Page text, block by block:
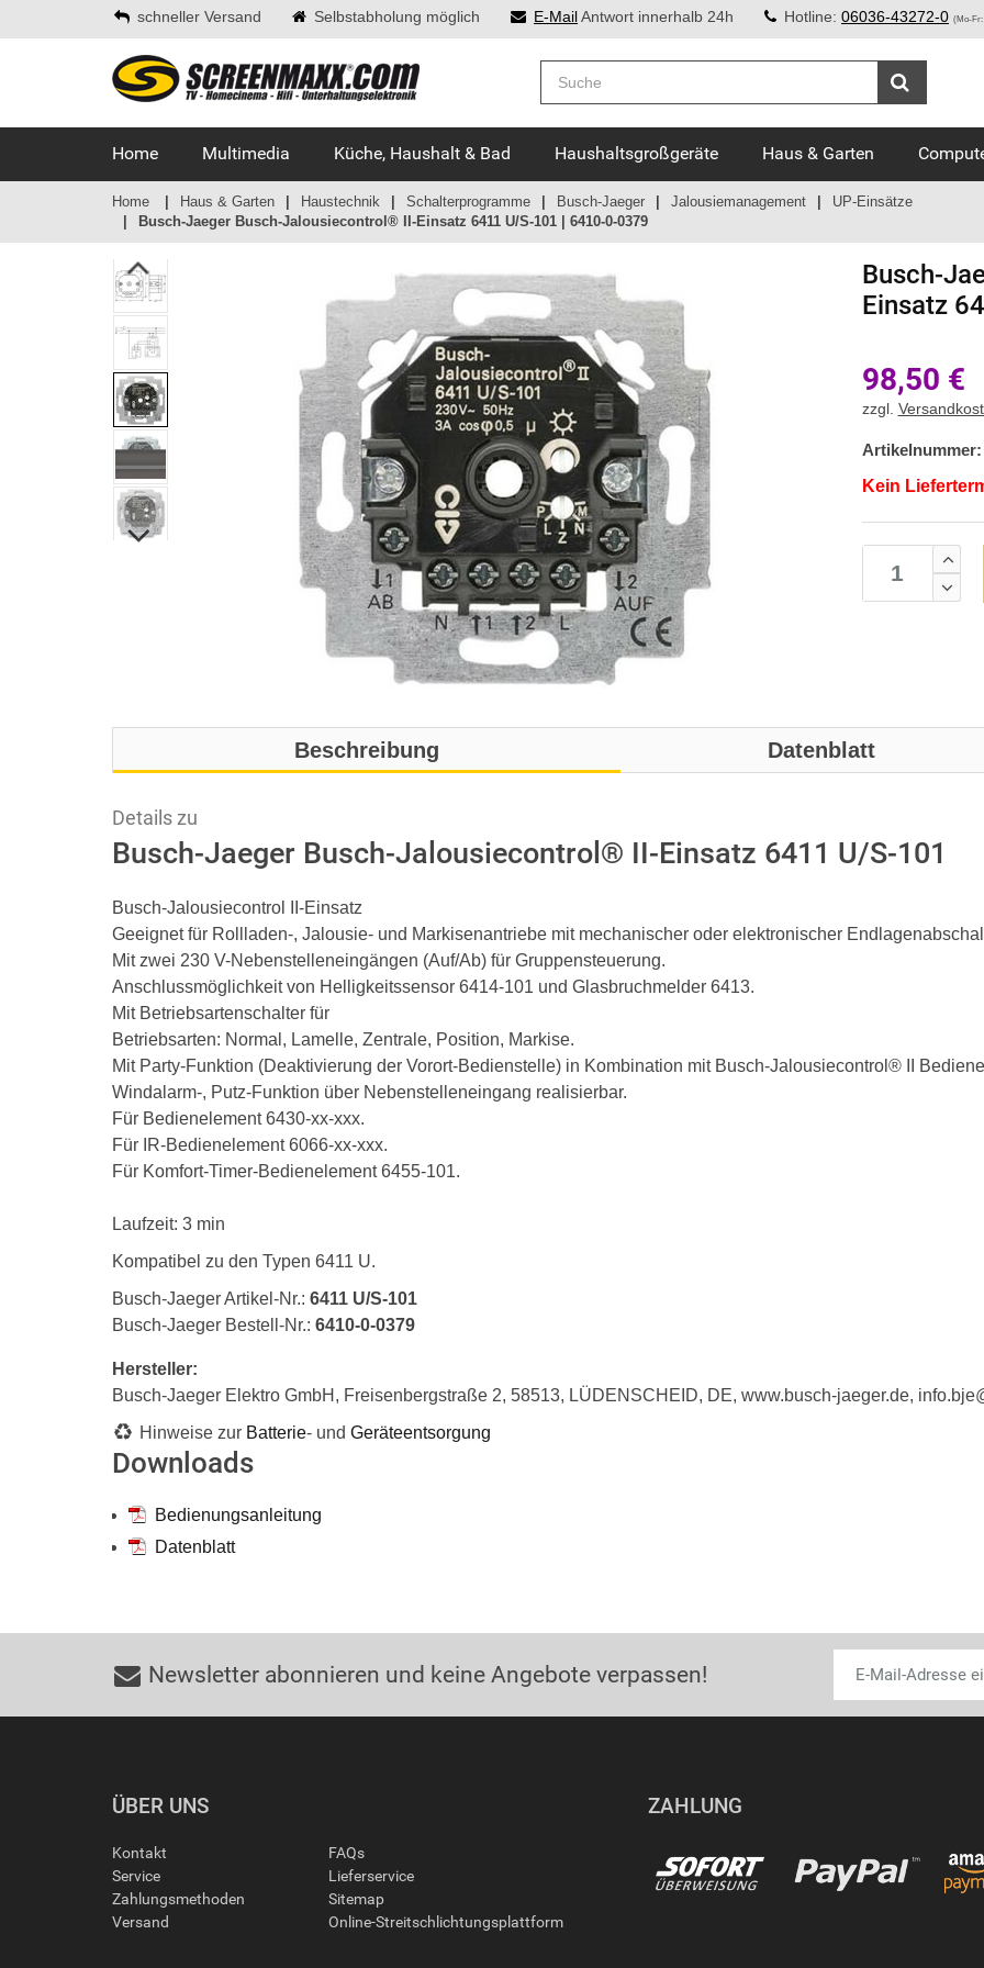
schneller Versand Selbstabholung möglich E-MailAntwort innerhalb 24h Hotline: 06036-43272-0 (Mo-Fr:
Home Multimedia Küche, Haushalt & Bad Haushaltsgroßgeräte Haus & Garten
Home Haus & Garten Haustechnik Schalterprogramme Busch-Jaeger Jalousiemanagement
UP-Einsätze
Busch-Jaeger Busch-Jalousiecontrol® II-Einsatz 6411 U/S-101 | 6410-0-0379
Busch-
Einsatz
98,50 €
zzgl.
Artikelnummer:
Kein
Beschreibung Datenblatt
Details zu
Busch-Jaeger Busch-Jalousiecontrol® II-Einsatz 6411 U/S-101
Busch-Jalousiecontrol II-Einsatz
Geeignet für Rollladen-, Jalousie- und Markisenantriebe mit mechanischer oder elektronischer
Mit zwei 230 V-Nebenstelleneingängen (Auf/Ab) für Gruppensteuerung.
Anschlussmöglichkeit von Helligkeitssensor 6414-101 und Glasbruchmelder 6413.
Mit Betriebsartenschalter für
Betriebsarten: Normal, Lamelle, Zentrale, Position, Markise.
Mit Party-Funktion (Deaktivierung der Vorort-Bedienstelle) in Kombination mit Busch-Jalousiecontrol® II
Windalarm-, Putz-Funktion über Nebenstelleneingang realisierbar.
Für Bedienelement 6430-xx-xxx.
Für IR-Bedienelement 6066-xx-xxx.
Für Komfort-Timer-Bedienelement 6455-101.
Laufzeit: 3 min
Kompatibel zu den Typen 6411 U.
Busch-Jaeger Artikel-Nr.: 6411 U/S-101
Busch-Jaeger Bestell-Nr.: 6410-0-0379
Hersteller:
Busch-Jaeger Elektro GmbH, Freisenbergstraße 2, 58513, LÜDENSCHEID, DE, www.busch-jaeger.de,
Hinweise zur Batterie- und Geräteentsorgung
Downloads
Bedienungsanleitung
Datenblatt
Newsletter abonnieren und keine Angebote verpassen!
ÜBER UNS
Kontakt
Service
Zahlungsmethoden
Versand
FAQs
Lieferservice
Sitemap
Online-Streitschlichtungsplattform
ZAHLUNG